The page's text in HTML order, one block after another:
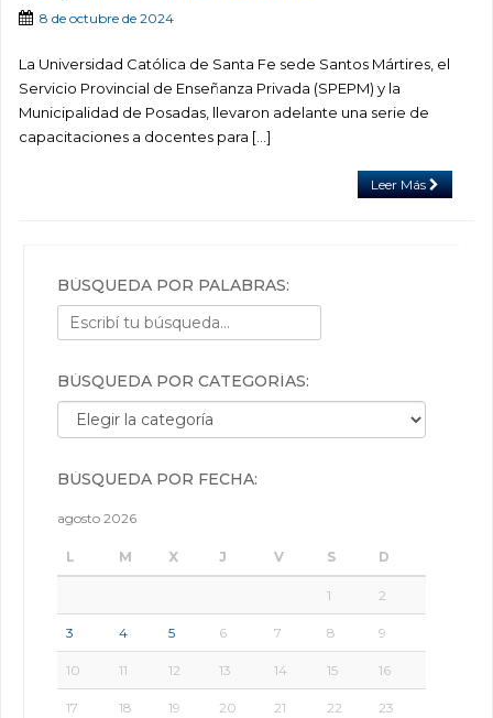
8 de octubre de 2024
La Universidad Católica de Santa Fe sede Santos Mártires, el
Servicio Provincial de Enseñanza Privada (SPEPM) y la
Municipalidad de Posadas, llevaron adelante una serie de
capacitaciones a docentes para […]
Leer Más
BÚSQUEDA POR PALABRAS:
BÚSQUEDA POR CATEGORÍAS:
Búsqueda por categorías:
BÚSQUEDA POR FECHA:
agosto 2026
L M X J V S D
1 2
3 4 5 6 7 8 9
10 11 12 13 14 15 16
17 18 19 20 21 22 23